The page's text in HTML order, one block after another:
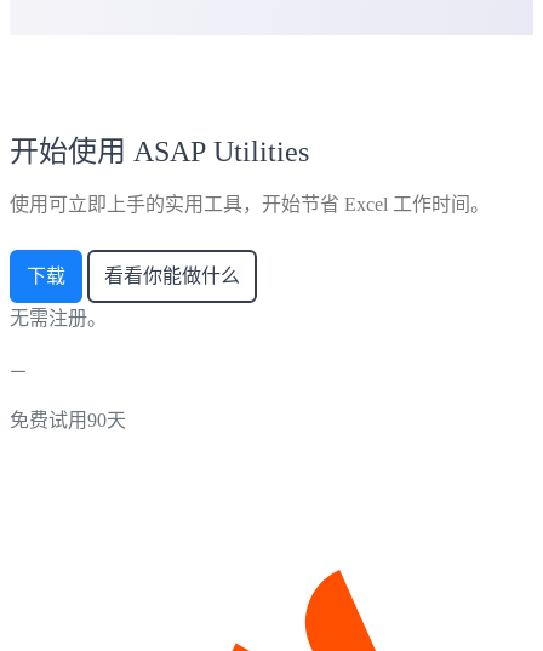
开始使用 ASAP Utilities
使用可立即上手的实用工具，开始节省 Excel 工作时间。
下载 看看你能做什么
无需注册。
免费试用90天